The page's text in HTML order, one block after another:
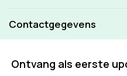
Contactgegevens
Ontvang als eerste